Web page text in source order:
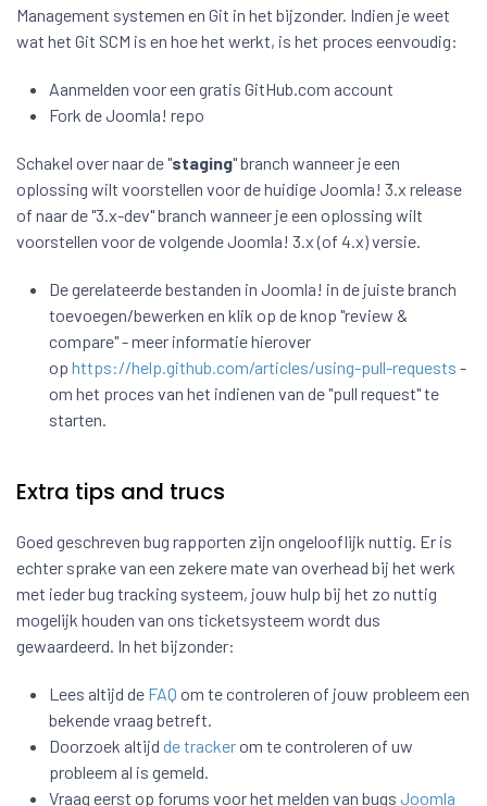
Management systemen en Git in het bijzonder. Indien je weet
wat het Git SCM is en hoe het werkt, is het proces eenvoudig:
Aanmelden voor een gratis GitHub.com account
Fork de Joomla! repo
Schakel over naar de "staging" branch wanneer je een
oplossing wilt voorstellen voor de huidige Joomla! 3.x release
of naar de "3.x-dev" branch wanneer je een oplossing wilt
voorstellen voor de volgende Joomla! 3.x (of 4.x) versie.
De gerelateerde bestanden in Joomla! in de juiste branch
toevoegen/bewerken en klik op de knop "review &
compare" - meer informatie hierover
op https://help.github.com/articles/using-pull-requests -
om het proces van het indienen van de "pull request" te
starten.
Extra tips and trucs
Goed geschreven bug rapporten zijn ongelooflijk nuttig. Er is
echter sprake van een zekere mate van overhead bij het werk
met ieder bug tracking systeem, jouw hulp bij het zo nuttig
mogelijk houden van ons ticketsysteem wordt dus
gewaardeerd. In het bijzonder:
Lees altijd de FAQ om te controleren of jouw probleem een
bekende vraag betreft.
Doorzoek altijd de trackerom te controleren of uw
probleem al is gemeld.
Vraag eerst op forums voor het melden van bugs Joomla